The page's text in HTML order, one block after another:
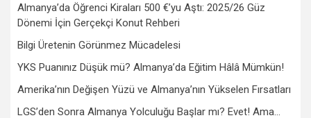
Almanya’da Öğrenci Kiraları 500 €’yu Aştı: 2025/26 Güz
Dönemi İçin Gerçekçi Konut Rehberi
Bilgi Üretenin Görünmez Mücadelesi
YKS Puanınız Düşük mü? Almanya’da Eğitim Hâlâ Mümkün!
Amerika’nın Değişen Yüzü ve Almanya’nın Yükselen Fırsatları
LGS’den Sonra Almanya Yolculuğu Başlar mı? Evet! Ama…